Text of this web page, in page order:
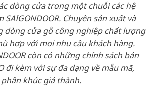
dòng cửa trong một chuỗi các hệ
Chuyên sản xuất và
dòng cửa gỗ công nghiệp chất lượng
hợp với mọi nhu cầu khách hàng.
còn có những chính sách bán
đi kèm với sự đa dạng về mẫu mã,
khúc giá thành.